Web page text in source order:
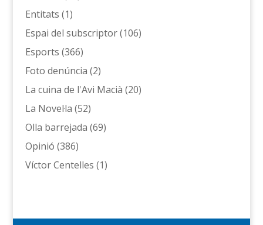
Entitats (1)
Espai del subscriptor(106)
Esports (366)
Foto denúncia (2)
La cuina de l'Avi Macià (20)
La Novel·la (52)
Olla barrejada (69)
Opinió (386)
Víctor Centelles (1)